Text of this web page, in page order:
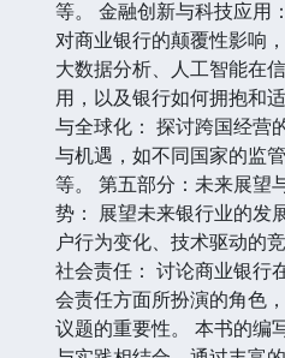
等。 金融创新与科技应用
对商业银行的颠覆性影响
大数据分析、人工智能在
用，以及银行如何拥抱和
与全球化： 探讨跨国经营
与机遇，如不同国家的监
等。 第五部分：未来展望
势： 展望未来银行业的发
户行为变化、技术驱动的
社会责任： 讨论商业银行
会责任方面所扮演的角色
议题的重要性。 本书的编